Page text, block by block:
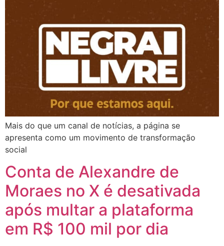
Mais do que um canal de notícias, a página se
apresenta como um movimento de transformação
social
Conta de Alexandre de
Moraes no X é desativada
após multar a plataforma
em R$ 100 mil por dia